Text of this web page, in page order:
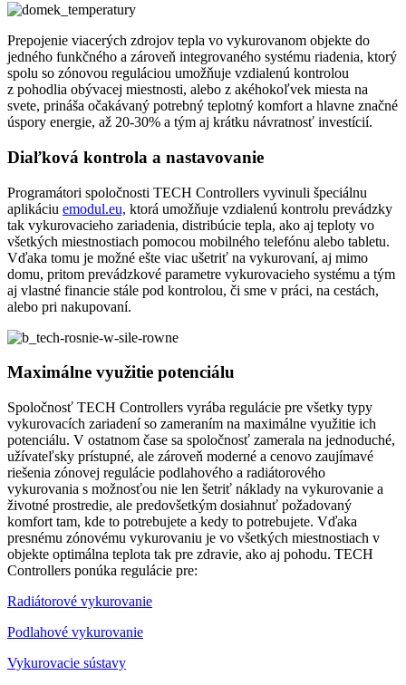
Prepojenie viacerých zdrojov tepla vo vykurovanom objekte do
jedného funkčného a zároveň integrovaného systému riadenia, ktorý
spolu so zónovou reguláciou umožňuje vzdialenú kontrolou
z pohodlia obývacej miestnosti, alebo z akéhokoľvek miesta na
svete, prináša očakávaný potrebný teplotný komfort a hlavne značné
úspory energie, až 20-30% a tým aj krátku návratnosť investícií.
Diaľková kontrola a nastavovanie
Programátori spoločnosti TECH Controllers vyvinuli špeciálnu
aplikáciu emodul.eu, ktorá umožňuje vzdialenú kontrolu prevádzky
tak vykurovacieho zariadenia, distribúcie tepla, ako aj teploty vo
všetkých miestnostiach pomocou mobilného telefónu alebo tabletu.
Vďaka tomu je možné ešte viac ušetriť na vykurovaní, aj mimo
domu, pritom prevádzkové parametre vykurovacieho systému a tým
aj vlastné financie stále pod kontrolou, či sme v práci, na cestách,
alebo pri nakupovaní.
Maximálne využitie potenciálu
Spoločnosť TECH Controllers vyrába regulácie pre všetky typy
vykurovacích zariadení so zameraním na maximálne využitie ich
potenciálu. V ostatnom čase sa spoločnosť zamerala na jednoduché,
užívateľsky prístupné, ale zároveň moderné a cenovo zaujímavé
riešenia zónovej regulácie podlahového a radiátorového
vykurovania s možnosťou nie len šetriť náklady na vykurovanie a
životné prostredie, ale predovšetkým dosiahnuť požadovaný
komfort tam, kde to potrebujete a kedy to potrebujete. Vďaka
presnému zónovému vykurovaniu je vo všetkých miestnostiach v
objekte optimálna teplota tak pre zdravie, ako aj pohodu. TECH
Controllers ponúka regulácie pre:
Radiátorové vykurovanie
Podlahové vykurovanie
Vykurovacie sústavy